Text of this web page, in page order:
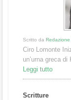
Scritto da Redazione
Ciro Lomonte
un’urna greca
Leggi tutto
Scritture